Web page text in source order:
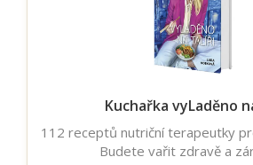
Kuchařka vyLaděno
112 receptů nutriční terapeutky
Budete vařit zdravě a